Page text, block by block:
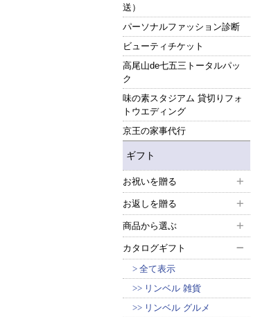
送）
パーソナルファッション診断
ビューティチケット
高尾山de七五三トータルパッ
ク
味の素スタジアム 貸切りフォ
トウエディング
京王の家事代行
ギフト
お祝いを贈る
お返しを贈る
商品から選ぶ
カタログギフト
全て表示
リンベル 雑貨
リンベル グルメ